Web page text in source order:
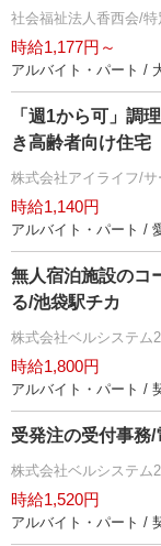
社会福祉法人香西会/
時給1,177円～
アルバイト・パート /
「週1から可」調
き高齢者向け住宅
株式会社アイライフ/
時給1,140円
アルバイト・パート /
無人宿泊施設のコ
る/池袋駅チカ
株式会社ベルシステム
時給1,800円
アルバイト・パート /
受発注の受付事務
株式会社ベルシステム
時給1,520円
アルバイト・パート /